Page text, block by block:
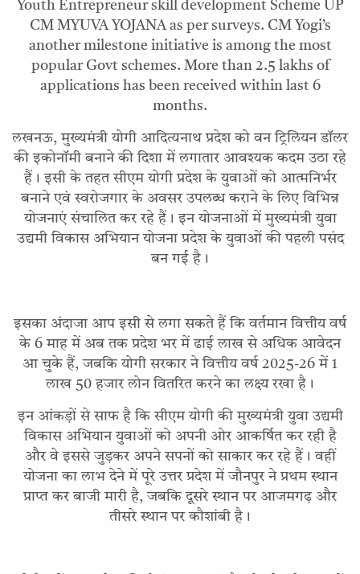
Youth Entrepreneur skill development Scheme UP
CM MYUVA YOJANA as per surveys. CM Yogi’s
another milestone initiative is among the most
popular Govt schemes. More than 2.5 lakhs of
applications has been received within last 6
months.
लखनऊ, मुख्यमंत्री योगी आदित्यनाथ प्रदेश को वन ट्रिलियन डॉलर
की इकोनॉमी बनाने की दिशा में लगातार आवश्यक कदम उठा रहे
हैं। इसी के तहत सीएम योगी प्रदेश के युवाओं को आत्मनिर्भर
बनाने एवं स्वरोजगार के अवसर उपलब्ध कराने के लिए विभिन्न
योजनाएं संचालित कर रहे हैं। इन योजनाओं में मुख्यमंत्री युवा
उद्यमी विकास अभियान योजना प्रदेश के युवाओं की पहली पसंद
बन गई है।
इसका अंदाजा आप इसी से लगा सकते हैं कि वर्तमान वित्तीय वर्ष
के 6 माह में अब तक प्रदेश भर में ढाई लाख से अधिक आवेदन
आ चुके हैं, जबकि योगी सरकार ने वित्तीय वर्ष 2025-26 में 1
लाख 50 हजार लोन वितरित करने का लक्ष्य रखा है।
इन आंकड़ों से साफ है कि सीएम योगी की मुख्यमंत्री युवा उद्यमी
विकास अभियान युवाओं को अपनी ओर आकर्षित कर रही है
और वे इससे जुड़कर अपने सपनों को साकार कर रहे हैं। वहीं
योजना का लाभ देने में पूरे उत्तर प्रदेश में जौनपुर ने प्रथम स्थान
प्राप्त कर बाजी मारी है, जबकि दूसरे स्थान पर आजमगढ़ और
तीसरे स्थान पर कौशांबी है।